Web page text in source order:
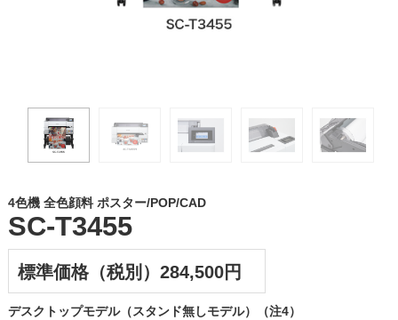
4色機 全色顔料 ポスター/POP/CAD
SC-T3455
標準価格（税別）284,500円
デスクトップモデル（スタンド無しモデル）（注4）